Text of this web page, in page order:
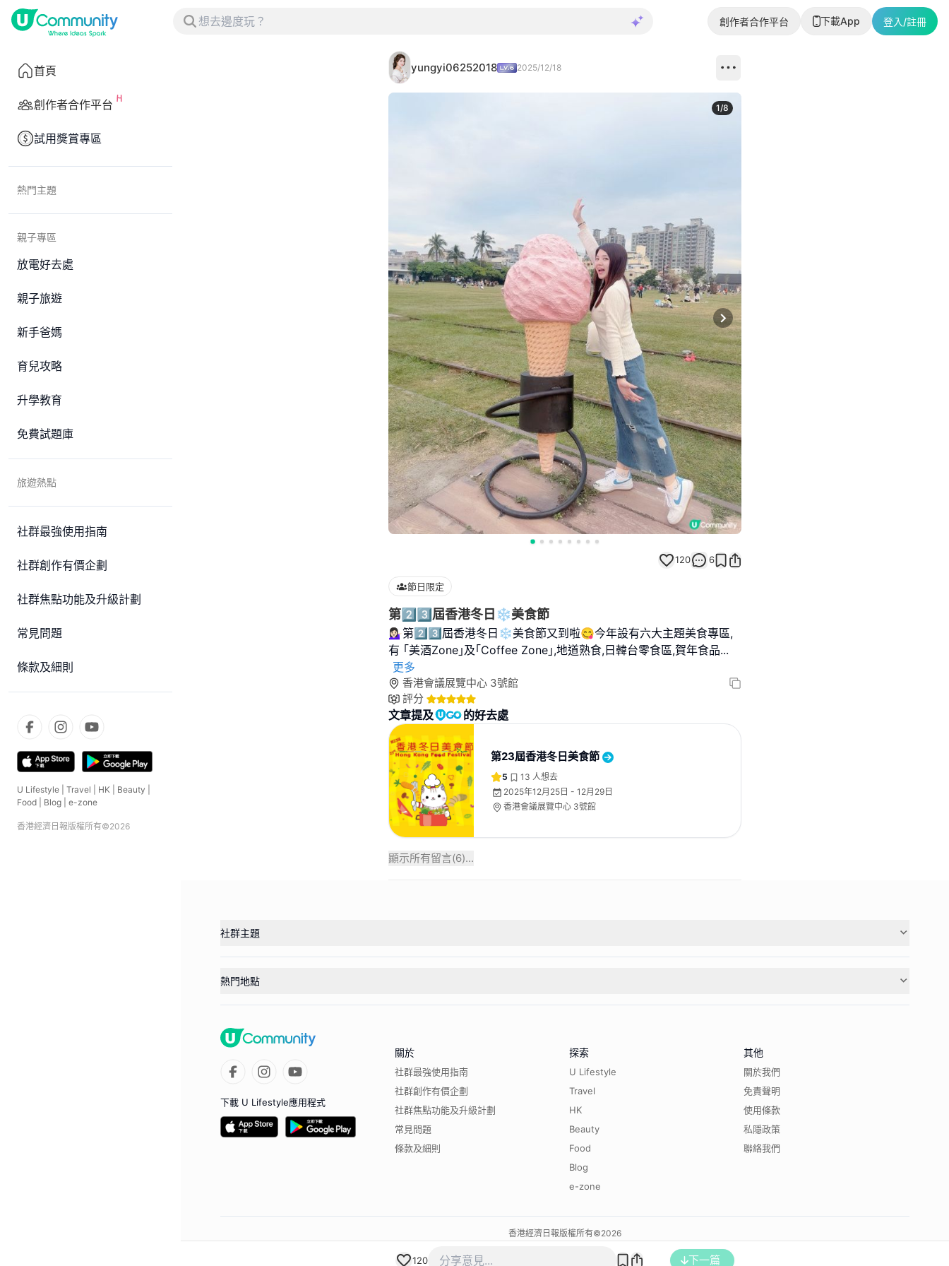
創作者合作平台 下載App 登入/註冊
首頁
創作者合作平台
試用獎賞專區
熱門主題
親子專區
放電好去處
親子旅遊
新手爸媽
育兒攻略
升學教育
免費試題庫
旅遊熱點
社群最強使用指南
社群創作有價企劃
社群焦點功能及升級計劃
常見問題
條款及細則
U Lifestyle Travel HK Beauty
Food
Blog e-zone
香港經濟日報版權所有©2026
yungyi06252018 2025/12/18
Next slide
1/8
120 6
節日限定
第2️⃣3️⃣屆香港冬日❄️美食節
💁🏻‍♀️第2️⃣3️⃣屆香港冬日❄️美食節又到啦😋今年設有六大主題美食專區,
有 ｢美酒Zone｣及｢Coffee Zone｣,地道熟食,日韓台零食區,賀年食品...
更多
香港會議展覽中心 3號館
評分
文章提及 的好去處
第23屆香港冬日美食節
5 13 人想去
2025年12月25日 - 12月29日
香港會議展覽中心 3號館
顯示所有留言(6)...
120 下一篇
社群主題
熱門地點
下載 U Lifestyle應用程式
關於
社群最強使用指南
社群創作有價企劃
社群焦點功能及升級計劃
常見問題
條款及細則
探索
U Lifestyle
Travel
HK
Beauty
Food
Blog
e-zone
其他
關於我們
免責聲明
使用條款
私隱政策
聯絡我們
香港經濟日報版權所有©2026